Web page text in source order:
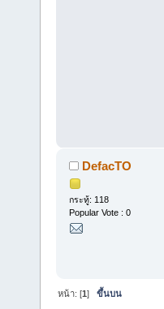
DefacTO
กระทู้: 118
Popular Vote : 0
หน้า: [1]ขึ้นบน